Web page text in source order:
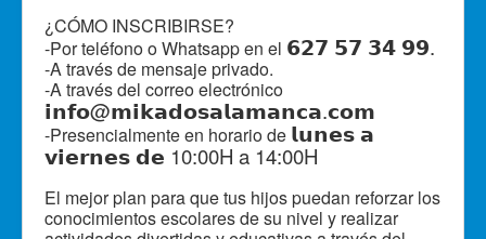
¿CÓMO INSCRIBIRSE?
-Por teléfono o Whatsapp en el 𝟲𝟮𝟳 𝟱𝟳 𝟯𝟰 𝟵𝟵.
-A través de mensaje privado.
-A través del correo electrónico
𝗶𝗻𝗳𝗼@𝗺𝗶𝗸𝗮𝗱𝗼𝘀𝗮𝗹𝗮𝗺𝗮𝗻𝗰𝗮.𝗰𝗼𝗺
-Presencialmente en horario de 𝗹𝘂𝗻𝗲𝘀 𝗮
𝘃𝗶𝗲𝗿𝗻𝗲𝘀 𝗱𝗲 10:00H a 14:00H
El mejor plan para que tus hijos puedan reforzar los
conocimientos escolares de su nivel y realizar